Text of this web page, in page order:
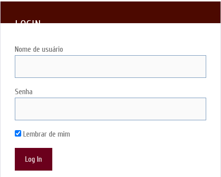
LOGIN
Nome de usuário
Senha
Lembrar de mim